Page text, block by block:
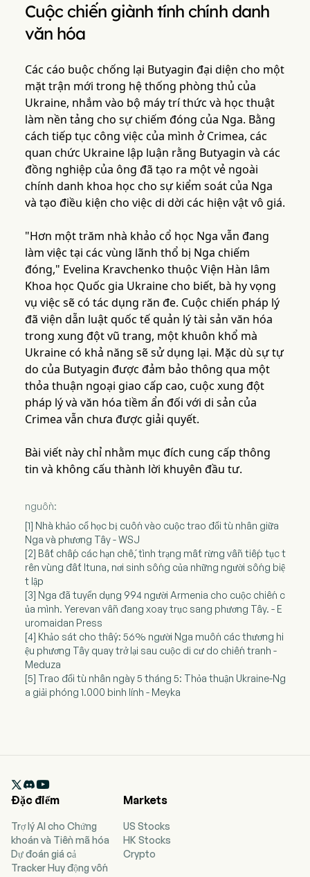
Cuộc chiến giành tính chính danh
văn hóa
Các cáo buộc chống lại Butyagin đại diện cho một
mặt trận mới trong hệ thống phòng thủ của
Ukraine, nhắm vào bộ máy trí thức và học thuật
làm nền tảng cho sự chiếm đóng của Nga. Bằng
cách tiếp tục công việc của mình ở Crimea, các
quan chức Ukraine lập luận rằng Butyagin và các
đồng nghiệp của ông đã tạo ra một vẻ ngoài
chính danh khoa học cho sự kiểm soát của Nga
và tạo điều kiện cho việc di dời các hiện vật vô giá.
"Hơn một trăm nhà khảo cổ học Nga vẫn đang
làm việc tại các vùng lãnh thổ bị Nga chiếm
đóng," Evelina Kravchenko thuộc Viện Hàn lâm
Khoa học Quốc gia Ukraine cho biết, bà hy vọng
vụ việc sẽ có tác dụng răn đe. Cuộc chiến pháp lý
đã viện dẫn luật quốc tế quản lý tài sản văn hóa
trong xung đột vũ trang, một khuôn khổ mà
Ukraine có khả năng sẽ sử dụng lại. Mặc dù sự tự
do của Butyagin được đảm bảo thông qua một
thỏa thuận ngoại giao cấp cao, cuộc xung đột
pháp lý và văn hóa tiềm ẩn đối với di sản của
Crimea vẫn chưa được giải quyết.
Bài viết này chỉ nhằm mục đích cung cấp thông
tin và không cấu thành lời khuyên đầu tư.
nguồn:
[1] Nhà khảo cổ học bị cuốn vào cuộc trao đổi tù nhân giữa
Nga và phương Tây - WSJ
[2] Bất chấp các hạn chế, tình trạng mất rừng vẫn tiếp tục t
rên vùng đất Ituna, nơi sinh sống của những người sống biệ
t lập
[3] Nga đã tuyển dụng 994 người Armenia cho cuộc chiến c
ủa mình. Yerevan vẫn đang xoay trục sang phương Tây. - E
uromaidan Press
[4] Khảo sát cho thấy: 56% người Nga muốn các thương hi
ệu phương Tây quay trở lại sau cuộc di cư do chiến tranh -
Meduza
[5] Trao đổi tù nhân ngày 5 tháng 5: Thỏa thuận Ukraine-Ng
a giải phóng 1.000 binh lính - Meyka

Đặc điểm
Trợ lý AI cho Chứng
khoán và Tiền mã hóa
Dự đoán giá cả
Tracker Huy động vốn
Markets
US Stocks
HK Stocks
Crypto